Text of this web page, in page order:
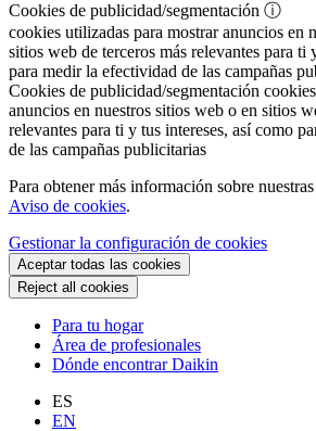
Cookies de publicidad/segmentación ⓘ
cookies utilizadas para mostrar anuncios en
sitios web de terceros más relevantes para ti
para medir la efectividad de las campañas
Cookies de publicidad/segmentación
anuncios en nuestros sitios web o en sitios
relevantes para ti y tus intereses, así como
de las campañas publicitarias
Para obtener más información sobre
Aviso de cookies.
Gestionar la configuración de cookies
Aceptar todas las cookies
Reject all cookies
Para tu hogar
Área de profesionales
Dónde encontrar Daikin
ES
EN